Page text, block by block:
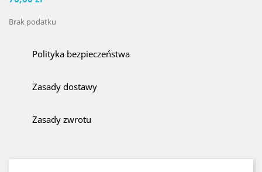
Brak podatku
Polityka bezpieczeństwa
Zasady dostawy
Zasady zwrotu